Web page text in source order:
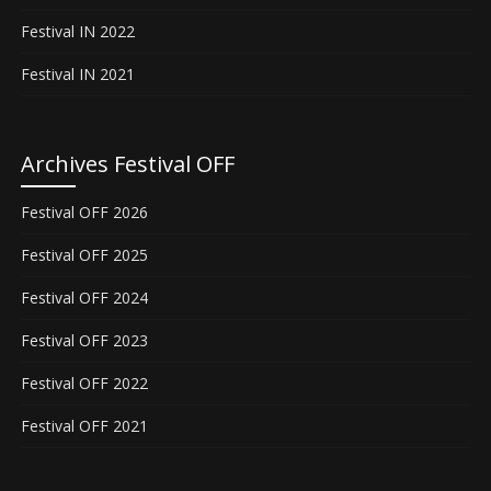
Festival IN 2022
Festival IN 2021
Archives Festival OFF
Festival OFF 2026
Festival OFF 2025
Festival OFF 2024
Festival OFF 2023
Festival OFF 2022
Festival OFF 2021